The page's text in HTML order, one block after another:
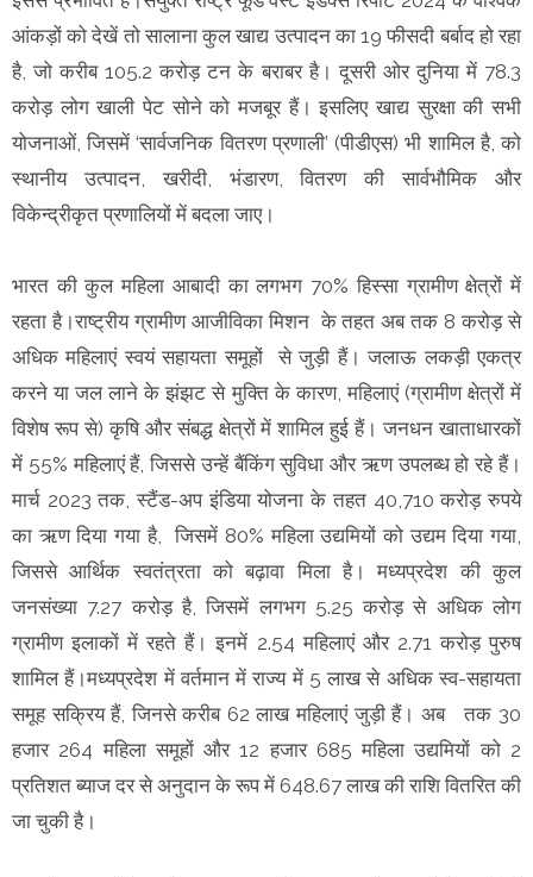
आंकड़ों को देखें तो सालाना कुल खाद्य उत्पादन का 19 फीसदी बर्बाद हो रहा
है, जो करीब 105.2 करोड़ टन के बराबर है। दूसरी ओर दुनिया में 78.3
करोड़ लोग खाली पेट सोने को मजबूर हैं। इसलिए खाद्य सुरक्षा की सभी
योजनाओं, जिसमें ‘सार्वजनिक वितरण प्रणाली’ (पीडीएस) भी शामिल है, को
स्थानीय उत्पादन, खरीदी, भंडारण, वितरण की सार्वभौमिक और
विकेन्द्रीकृत प्रणालियों में बदला जाए।
भारत की कुल महिला आबादी का लगभग 70% हिस्सा ग्रामीण क्षेत्रों में
रहता है।राष्ट्रीय ग्रामीण आजीविका मिशन के तहत अब तक 8 करोड़ से
अधिक महिलाएं स्वयं सहायता समूहों से जुड़ी हैं। जलाऊ लकड़ी एकत्र
करने या जल लाने के झंझट से मुक्ति के कारण, महिलाएं (ग्रामीण क्षेत्रों में
विशेष रूप से) कृषि और संबद्ध क्षेत्रों में शामिल हुई हैं। जनधन खाताधारकों
में 55% महिलाएं हैं, जिससे उन्हें बैंकिंग सुविधा और ऋण उपलब्ध हो रहे हैं।
मार्च 2023 तक, स्टैंड-अप इंडिया योजना के तहत 40,710 करोड़ रुपये
का ऋण दिया गया है, जिसमें 80% महिला उद्यमियों को उद्यम दिया गया,
जिससे आर्थिक स्वतंत्रता को बढ़ावा मिला है। मध्यप्रदेश की कुल
जनसंख्या 7.27 करोड़ है, जिसमें लगभग 5.25 करोड़ से अधिक लोग
ग्रामीण इलाकों में रहते हैं। इनमें 2.54 महिलाएं और 2.71 करोड़ पुरुष
शामिल हैं।मध्यप्रदेश में वर्तमान में राज्य में 5 लाख से अधिक स्व-सहायता
समूह सक्रिय हैं, जिनसे करीब 62 लाख महिलाएं जुड़ी हैं। अब तक 30
हजार 264 महिला समूहों और 12 हजार 685 महिला उद्यमियों को 2
प्रतिशत ब्याज दर से अनुदान के रूप में 648.67 लाख की राशि वितरित की
जा चुकी है।